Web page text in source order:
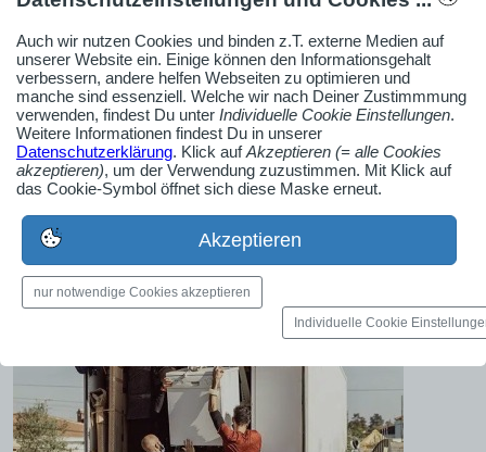
Ob Solo-Selbsständiger, Handwerksbetrieb oder
Industrieunternehmen
Erstelle jetzt ein gratis Firmenprofil für dein Unternehmen:
jetzt registrieren
Medien-Galerie
Bilder, PDFs, Audio, Video
Auch wir nutzen Cookies und binden z.T. externe Medien auf
unserer Website ein. Einige können den Informationsgehalt
verbessern, andere helfen Webseiten zu optimieren und
manche sind essenziell. Welche wir nach Deiner Zustimmmung
verwenden, findest Du unter Individuelle Cookie Einstellungen.
Weitere Informationen findest Du in unserer
Datenschutzerklärung. Klick aufAkzeptieren (= alle Cookies
akzeptieren), um der Verwendung zuzustimmen. Mit Klick auf
das Cookie-Symbol öffnet sich diese Maske erneut.
Akzeptieren
nur notwendige Cookies akzeptieren
Individuelle Cookie